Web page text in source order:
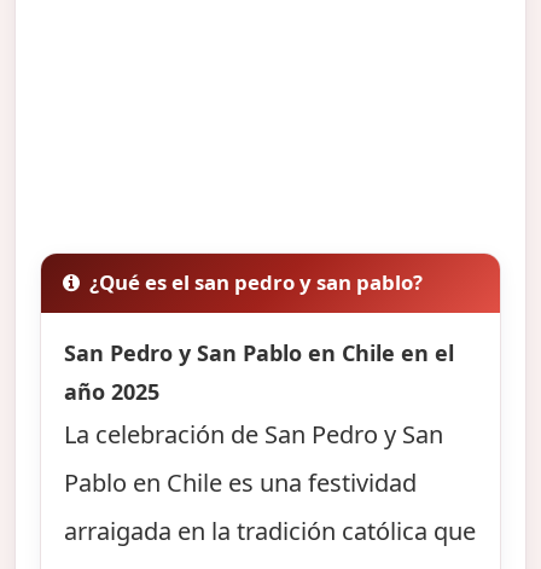
¿Qué es el san pedro y san pablo?
San Pedro y San Pablo en Chile en el
año 2025
La celebración de San Pedro y San
Pablo en Chile es una festividad
arraigada en la tradición católica que